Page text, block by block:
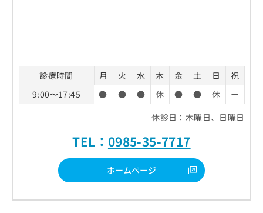
診療時間 月 火 水 木 金 土 日
祝
9:00〜17:45
● ● ● 休 ● ● 休
ー
休診日：木曜日、日曜日
TEL： 0985-35-7717
ホームページ